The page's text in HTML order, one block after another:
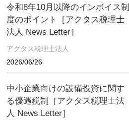
令和8年10月以降のインボイス制
度のポイント［アクタス税理士
法人 News Letter］
アクタス税理士法人
2026/06/26
中小企業向けの設備投資に関す
る優遇税制［アクタス税理士法
人 News Letter］